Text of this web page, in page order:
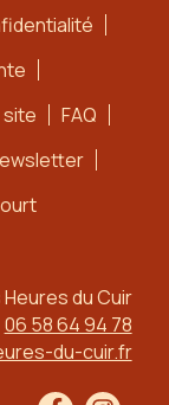
site
FAQ
Heures du Cuir
06 58 64 94 78
du-cuir.fr